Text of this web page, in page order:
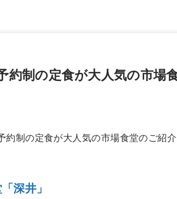
約制の定食が大人気の市場
制の定食が大人気の市場食堂のご紹介
深井」